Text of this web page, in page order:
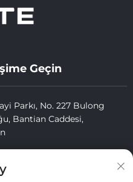
Geçin
Parkı, No. 227 Bulong
Bantian Caddesi,